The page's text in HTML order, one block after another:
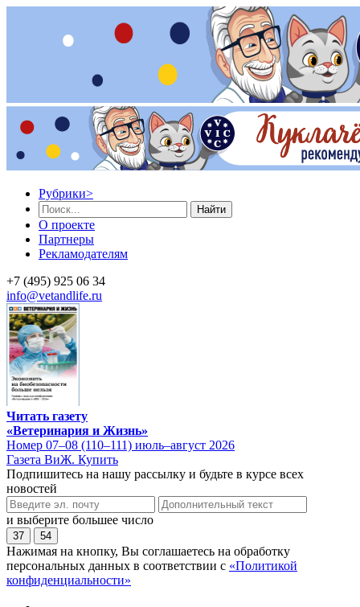
Рубрики>
Найти
О проекте
Партнеры
Рекламодателям
+7 (495) 925 06 34
info@vetandlife.ru
Читать газету
«Ветеринария и Жизнь»
Номер 07–08 (110–111) июль–август 2026
Газета ВиЖ. Купить
Подпишитесь на нашу рассылку и будьте в курсе всех
новостей
и выберите большее число
37 54
Нажимая на кнопку, Вы соглашаетесь на обработку
персональных данных в соответствии с «Политикой
конфиденциальности»